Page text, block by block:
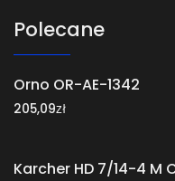
Polecane
Orno OR-AE-1342
205,09zł
Karcher HD 7/14-4 M